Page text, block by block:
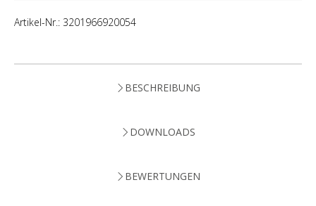
Artikel-Nr.: 3201966920054
BESCHREIBUNG
DOWNLOADS
BEWERTUNGEN